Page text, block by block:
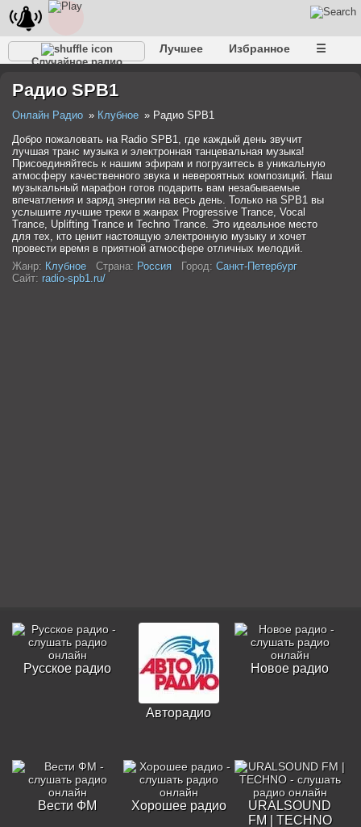
Случайное радио
Лучшее Избранное ☰
Радио SPB1
Онлайн Радио Клубное
Радио SPB1
Добро пожаловать на Radio SPB1, где каждый день звучит
лучшая транс музыка и электронная танцевальная музыка!
Присоединяйтесь к нашим эфирам и погрузитесь в уникальную
атмосферу качественного звука и невероятных композиций. Наш
музыкальный марафон готов подарить вам незабываемые
впечатления и заряд энергии на весь день. Только на SPB1 вы
услышите лучшие треки в жанрах Progressive Trance, Vocal
Trance, Uplifting Trance и Techno Trance. Это идеальное место
для тех, кто ценит настоящую электронную музыку и хочет
провести время в приятной атмосфере отличных мелодий.
Жанр: Клубное Страна: Россия Город: Санкт-Петербург
Сайт: radio-spb1.ru/
Русское радио
Авторадио
Новое радио
Вести ФМ Хорошее радио
URALSOUND
FM | TECHNO